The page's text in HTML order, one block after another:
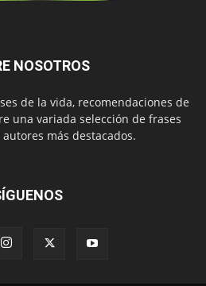
NOSOTROS
de la vida, recomendaciones de
una variada selección de frases
más destacados.